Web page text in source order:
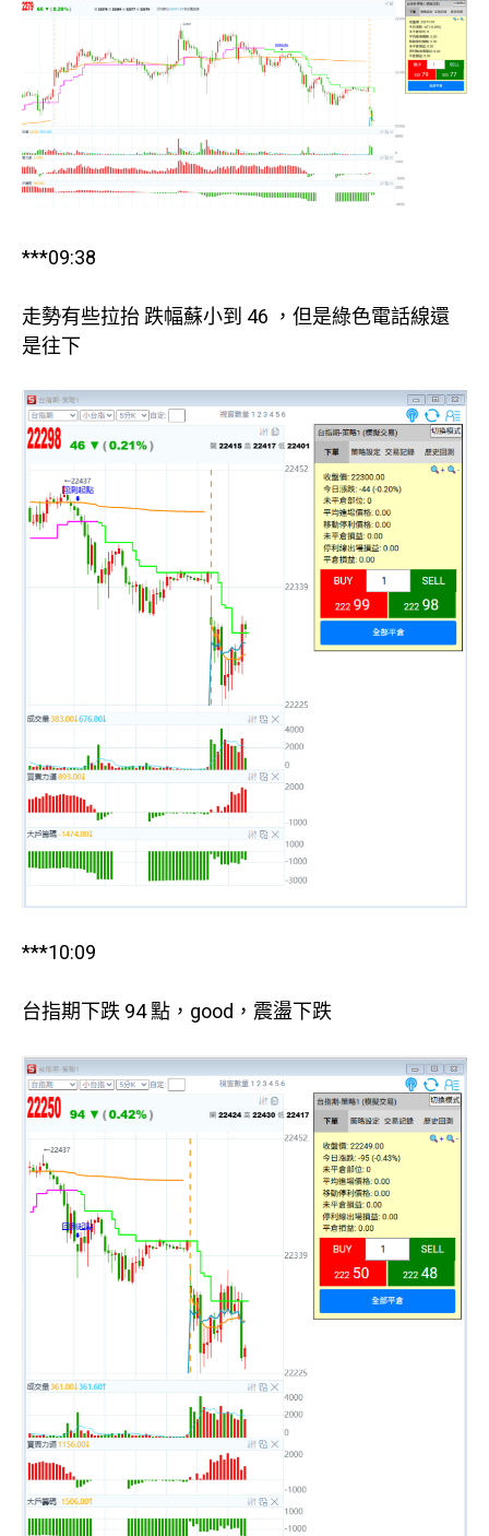
***09:38
走勢有些拉抬 跌幅蘇小到 46 ，但是綠色電話線還
是往下
***10:09
台指期下跌 94 點，good，震盪下跌